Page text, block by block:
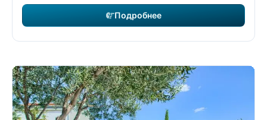
Подробнее